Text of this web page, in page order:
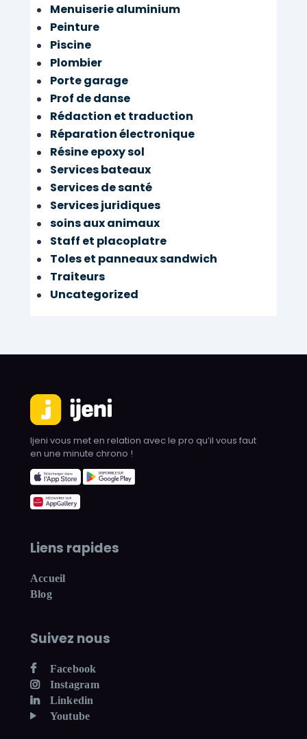
Menuiserie aluminium
Peinture
Piscine
Plombier
Porte garage
Prof de danse
Rédaction et traduction
Réparation électronique
Résine epoxy sol
Services bateaux
Services de santé
Services juridiques
soins aux animaux
Staff et placoplatre
Toles et panneaux sandwich
Traiteurs
Uncategorized
Ijeni vous met en relation avec le pro qu’il vous faut
en une minute chrono !
Liens rapides
Accueil
Blog
Suivez nous
Facebook
Instagram
Linkedin
Youtube